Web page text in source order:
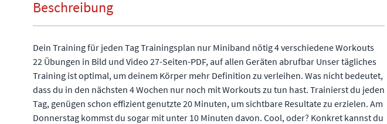
Beschreibung
Dein Training für jeden Tag Trainingsplan nur Miniband nötig 4 verschiedene Workouts
22 Übungen in Bild und Video 27-Seiten-PDF, auf allen Geräten abrufbar Unser tägliches
Training ist optimal, um deinem Körper mehr Definition zu verleihen. Was nicht bedeutet,
dass du in den nächsten 4 Wochen nur noch mit Workouts zu tun hast. Trainierst du jeden
Tag, genügen schon effizient genutzte 20 Minuten, um sichtbare Resultate zu erzielen. Am
Donnerstag kommst du sogar mit unter 10 Minuten davon. Cool, oder? Konkret kannst du